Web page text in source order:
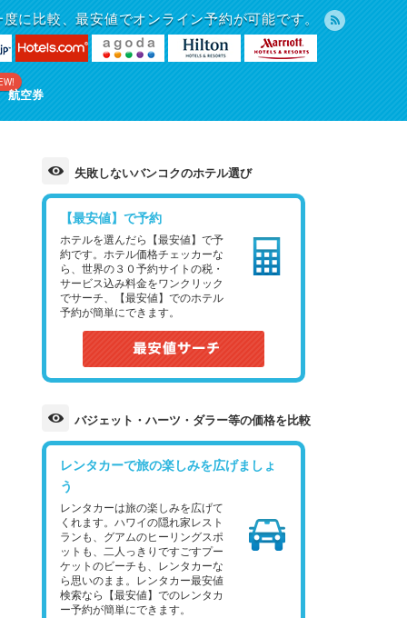
に比較、最安値でオンライン予約が可能です。
航空券
失敗しないバンコクのホテル選び
【最安値】で予約
ホテルを選んだら【最安値】で予
約です。ホテル価格チェッカーな
ら、世界の３０予約サイトの税・
サービス込み料金をワンクリック
でサーチ、【最安値】でのホテル
予約が簡単にできます。
バジェット・ハーツ・ダラー等の価格を比較
レンタカーで旅の楽しみを広げましょ
う
レンタカーは旅の楽しみを広げて
くれます。ハワイの隠れ家レスト
ランも、グアムのヒーリングスポ
ットも、二人っきりですごすプー
ケットのビーチも、レンタカーな
ら思いのまま。レンタカー最安値
検索なら【最安値】でのレンタカ
ー予約が簡単にできます。